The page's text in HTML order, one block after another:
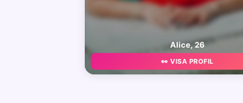
Alice, 26
👀 VISA PROFIL